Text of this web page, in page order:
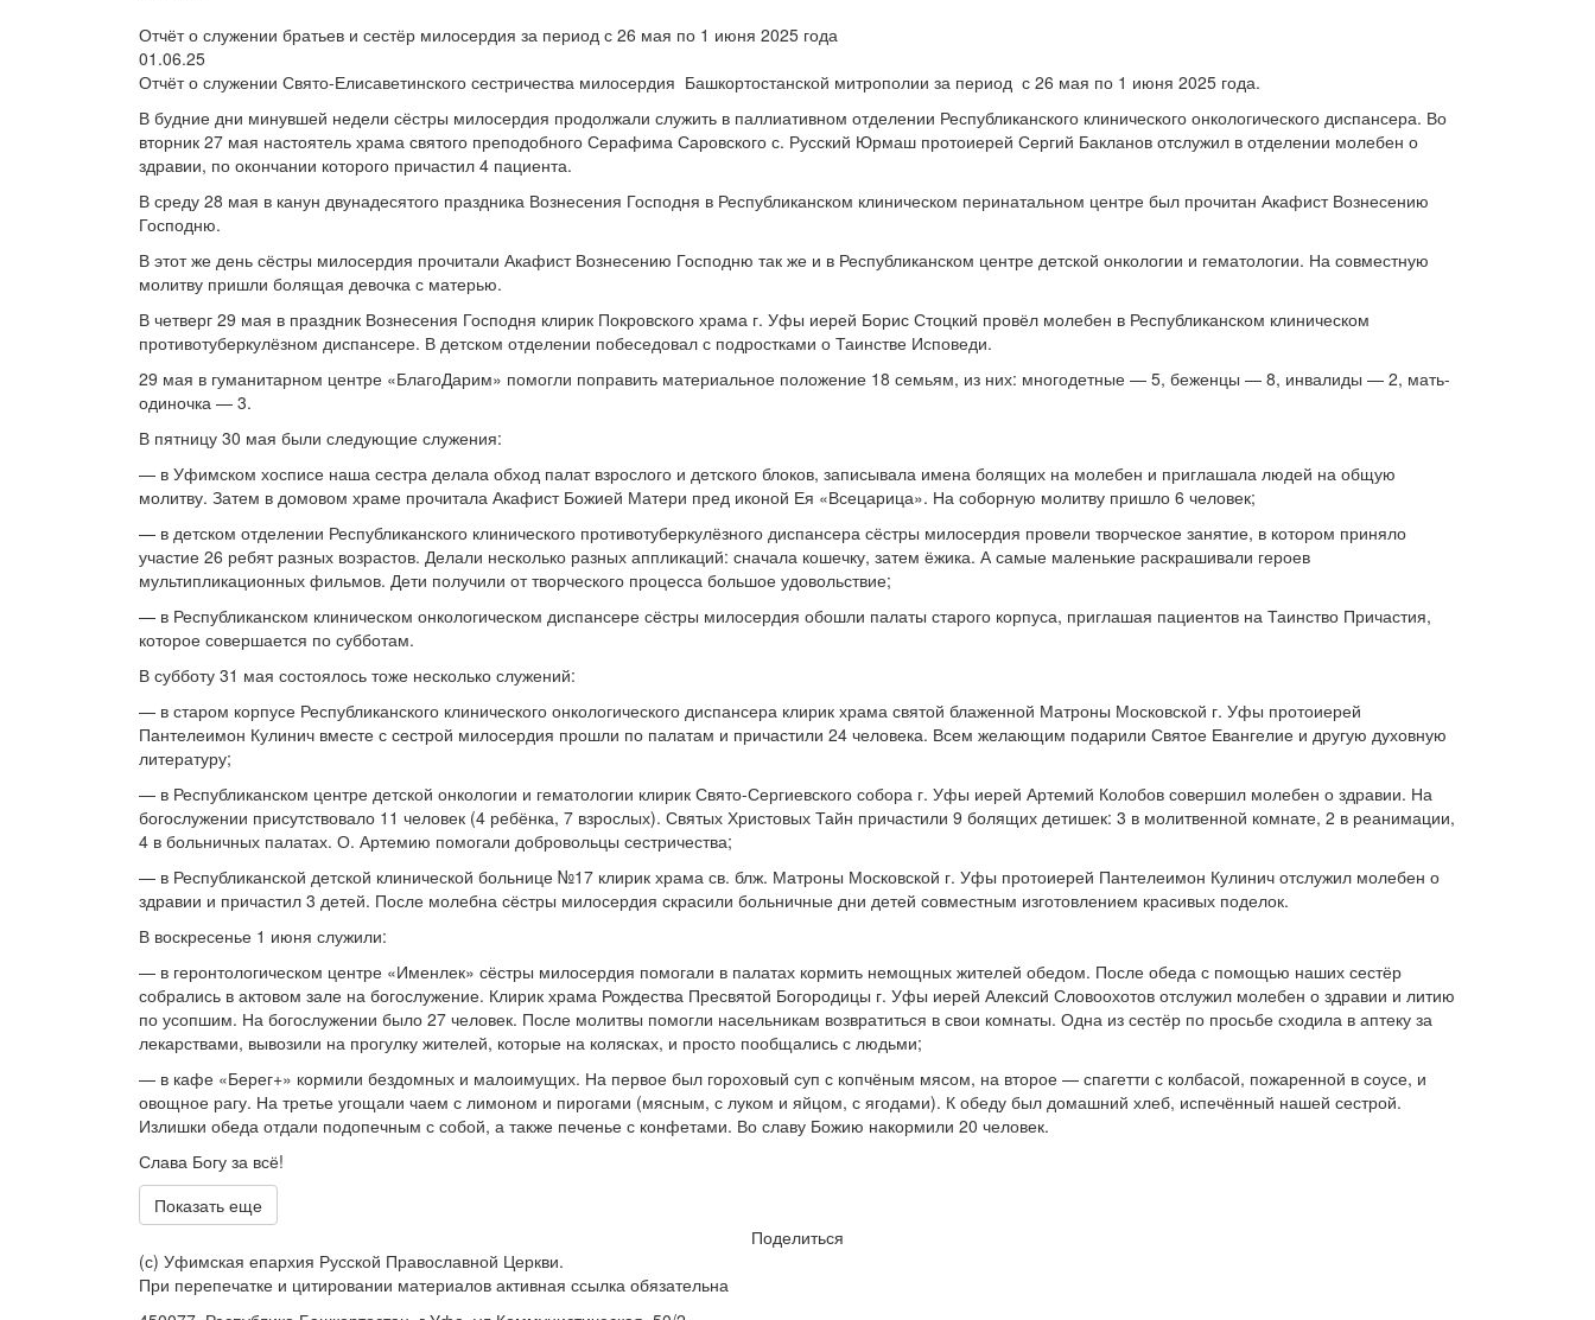
Отчёт о служении братьев и сестёр милосердия за период с 26 мая по 1 июня 2025 года
01.06.25
Отчёт о служении Свято-Елисаветинского сестричества милосердия Башкортостанской митрополии за период с 26 мая по 1 июня 2025 года.
В будние дни минувшей недели сёстры милосердия продолжали служить в паллиативном отделении Республиканского клинического онкологического диспансера. Во
вторник 27 мая настоятель храма святого преподобного Серафима Саровского с. Русский Юрмаш протоиерей Сергий Бакланов отслужил в отделении молебен о
здравии, по окончании которого причастил 4 пациента.
В среду 28 мая в канун двунадесятого праздника Вознесения Господня в Республиканском клиническом перинатальном центре был прочитан Акафист Вознесению
Господню.
В этот же день сёстры милосердия прочитали Акафист Вознесению Господню так же и в Республиканском центре детской онкологии и гематологии. На совместную
молитву пришли болящая девочка с матерью.
В четверг 29 мая в праздник Вознесения Господня клирик Покровского храма г. Уфы иерей Борис Стоцкий провёл молебен в Республиканском клиническом
противотуберкулёзном диспансере. В детском отделении побеседовал с подростками о Таинстве Исповеди.
29 мая в гуманитарном центре «БлагоДарим» помогли поправить материальное положение 18 семьям, из них: многодетные — 5, беженцы — 8, инвалиды — 2, мать-
одиночка — 3.
В пятницу 30 мая были следующие служения:
— в Уфимском хосписе наша сестра делала обход палат взрослого и детского блоков, записывала имена болящих на молебен и приглашала людей на общую
молитву. Затем в домовом храме прочитала Акафист Божией Матери пред иконой Ея «Всецарица». На соборную молитву пришло 6 человек;
— в детском отделении Республиканского клинического противотуберкулёзного диспансера сёстры милосердия провели творческое занятие, в котором приняло
участие 26 ребят разных возрастов. Делали несколько разных аппликаций: сначала кошечку, затем ёжика. А самые маленькие раскрашивали героев
мультипликационных фильмов. Дети получили от творческого процесса большое удовольствие;
— в Республиканском клиническом онкологическом диспансере сёстры милосердия обошли палаты старого корпуса, приглашая пациентов на Таинство Причастия,
которое совершается по субботам.
В субботу 31 мая состоялось тоже несколько служений:
— в старом корпусе Республиканского клинического онкологического диспансера клирик храма святой блаженной Матроны Московской г. Уфы протоиерей
Пантелеимон Кулинич вместе с сестрой милосердия прошли по палатам и причастили 24 человека. Всем желающим подарили Святое Евангелие и другую духовную
литературу;
— в Республиканском центре детской онкологии и гематологии клирик Свято-Сергиевского собора г. Уфы иерей Артемий Колобов совершил молебен о здравии. На
богослужении присутствовало 11 человек (4 ребёнка, 7 взрослых). Святых Христовых Тайн причастили 9 болящих детишек: 3 в молитвенной комнате, 2 в реанимации,
4 в больничных палатах. О. Артемию помогали добровольцы сестричества;
— в Республиканской детской клинической больнице №17 клирик храма св. блж. Матроны Московской г. Уфы протоиерей Пантелеимон Кулинич отслужил молебен о
здравии и причастил 3 детей. После молебна сёстры милосердия скрасили больничные дни детей совместным изготовлением красивых поделок.
В воскресенье 1 июня служили:
— в геронтологическом центре «Именлек» сёстры милосердия помогали в палатах кормить немощных жителей обедом. После обеда с помощью наших сестёр
собрались в актовом зале на богослужение. Клирик храма Рождества Пресвятой Богородицы г. Уфы иерей Алексий Словоохотов отслужил молебен о здравии и литию
по усопшим. На богослужении было 27 человек. После молитвы помогли насельникам возвратиться в свои комнаты. Одна из сестёр по просьбе сходила в аптеку за
лекарствами, вывозили на прогулку жителей, которые на колясках, и просто пообщались с людьми;
— в кафе «Берег+» кормили бездомных и малоимущих. На первое был гороховый суп с копчёным мясом, на второе — спагетти с колбасой, пожаренной в соусе, и
овощное рагу. На третье угощали чаем с лимоном и пирогами (мясным, с луком и яйцом, с ягодами). К обеду был домашний хлеб, испечённый нашей сестрой.
Излишки обеда отдали подопечным с собой, а также печенье с конфетами. Во славу Божию накормили 20 человек.
Слава Богу за всё!
Показать еще
Поделиться
(с) Уфимская епархия Русской Православной Церкви.
При перепечатке и цитировании материалов активная ссылка обязательна